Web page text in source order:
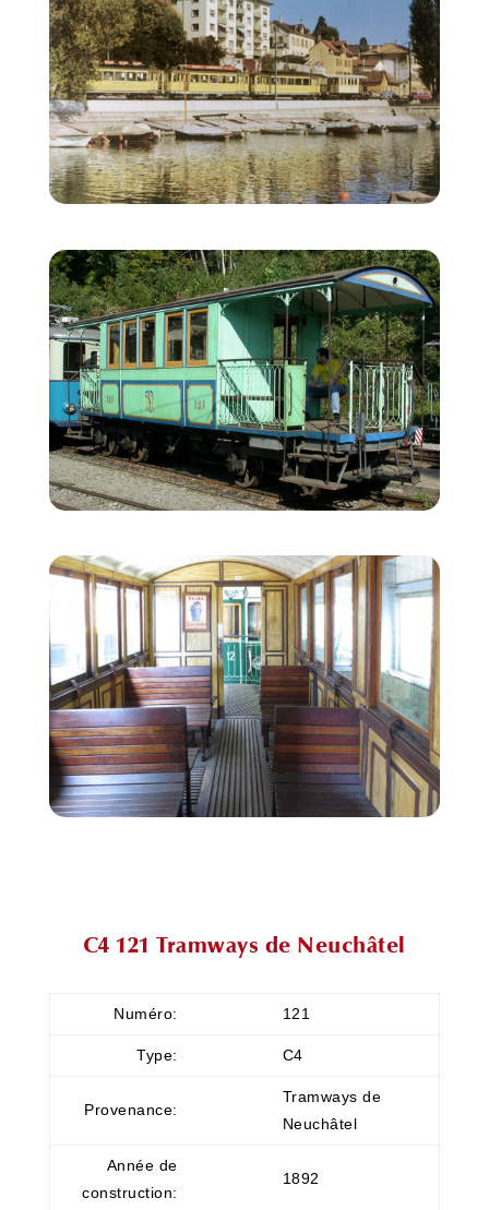
C4 121 Tramways de Neuchâtel
Numéro: 121
Type: C4
Provenance:
Tramways de
Neuchâtel
Année de
construction:
1892